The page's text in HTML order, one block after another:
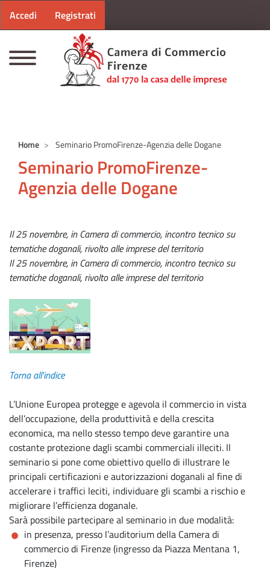
Menu profilo utente
Accedi Registrati
Home Seminario PromoFirenze-Agenzia delle Dogane
Seminario PromoFirenze-
Agenzia delle Dogane
Il 25 novembre, in Camera di commercio, incontro tecnico su
tematiche doganali, rivolto alle imprese del territorio
Il 25 novembre, in Camera di commercio, incontro tecnico su
tematiche doganali, rivolto alle imprese del territorio
Torna all'indice
L’Unione Europea protegge e agevola il commercio in vista
dell’occupazione, della produttività e della crescita
economica, ma nello stesso tempo deve garantire una
costante protezione dagli scambi commerciali illeciti. Il
seminario si pone come obiettivo quello di illustrare le
principali certificazioni e autorizzazioni doganali al fine di
accelerare i traffici leciti, individuare gli scambi a rischio e
migliorare l’efficienza doganale.
Sarà possibile partecipare al seminario in due modalità:
in presenza, presso l’auditorium della Camera di
commercio di Firenze (ingresso da Piazza Mentana 1,
Firenze)